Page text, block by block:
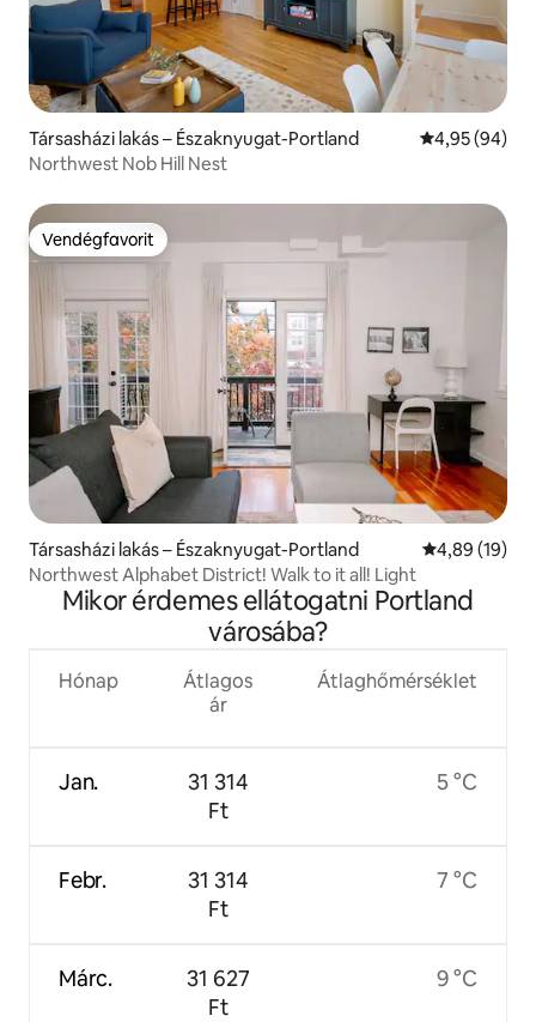
Társasházi lakás – Északnyugat-Portland Átlagos
4,95 (94)
Northwest Nob Hill Nest
Vendégfavorit
Vendégfavorit
Társasházi lakás – Északnyugat-Portland Átlagos
4,89 (19)
Northwest Alphabet District! Walk to it all! Light
Mikor érdemes ellátogatni Portland
városába?
Hónap
Jan.
Febr.
Márc.
Átlagos
ár
31 314
Ft
31 314
Ft
31 627
Ft
Átlaghőmérséklet
5 °C
7 °C
9 °C